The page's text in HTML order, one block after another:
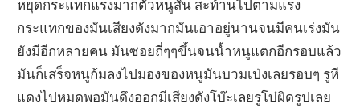
หยุดกระแทกแรงมากตัวหนูสั่น สะท้านไปตามแรง
กระแทกของมันเสียงดังมากมันเอาอยู่นานจนมีคนเร่งมัน
ยังมีอีกหลายคน มันซอยถี่ๆๆขึ้นจนน้ำหนูแตกอีกรอบแล้ว
มันก็เสร็จหนูก้มลงไปมองของหนูมันบวมเป่งเลยรอบๆ รูหี
แดงไปหมดพอมันดึงออกมีเสียงดังโบ๊ะเลยรูโบ๋ผิดรูปเลย